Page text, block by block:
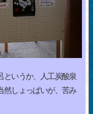
というか、人工炭酸泉
然しょっぱいが、苦み